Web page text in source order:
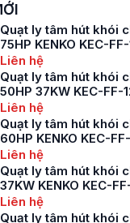
Quạt ly tâm hút khói
75HP KENKO KEC-FF-
Liên hệ
Quạt ly tâm hút khói
50HP 37KW KEC-FF-
Liên hệ
Quạt ly tâm hút khói
60HP KENKO KEC-FF-
Liên hệ
Quạt ly tâm hút khói
37KW KENKO KEC-
Liên hệ
Quạt ly tâm hút khói